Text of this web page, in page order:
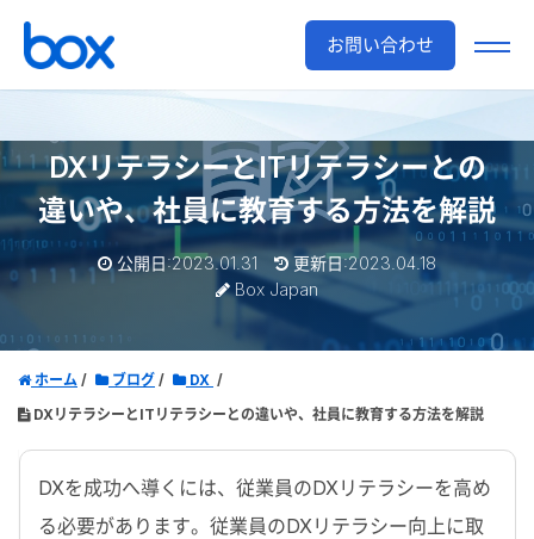
お問い合わせ
DXリテラシーとITリテラシーとの
違いや、社員に教育する方法を解説
公開日:2023.01.31
更新日:2023.04.18
Box Japan
ホーム ブログ
DX
DXリテラシーとITリテラシーとの違いや、社員に教育する方法を解説
DXを成功へ導くには、従業員のDXリテラシーを高め
る必要があります。従業員のDXリテラシー向上に取